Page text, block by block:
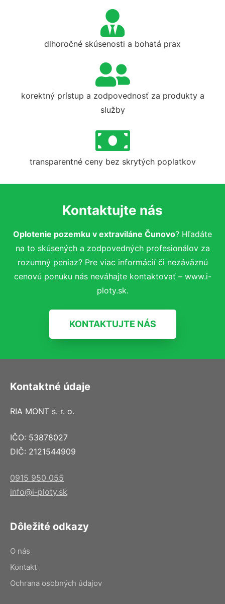
dlhoročné skúsenosti a bohatá prax
korektný prístup a zodpovednosť za produkty a
služby
transparentné ceny bez skrytých poplatkov
Kontaktujte nás
Oplotenie pozemku v extraviláne Čunovo? Hľadáte
na to skúsených a zodpovedných profesionálov za
rozumný peniaz? Pre viac informácií či nezáväznú
cenovú ponuku nás neváhajte kontaktovať – www.i-
ploty.sk.
KONTAKTUJTE NÁS
Kontaktné údaje
RIA MONT s. r. o.
IČO: 53878027
DIČ: 2121544909
0915 950 055
info@i-ploty.sk
Dôležité odkazy
O nás
Kontakt
Ochrana osobných údajov